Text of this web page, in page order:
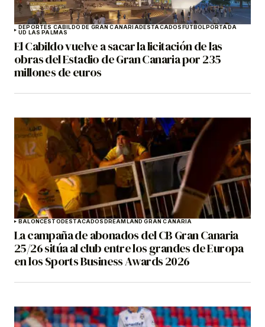
DEPORTES CABILDO DE GRAN CANARIADESTACADOS FÚTBOL PORTADA
UD LAS PALMAS
El Cabildo vuelve a sacar la licitación de las
obras del Estadio de Gran Canaria por 235
millones de euros
BALONCESTO DESTACADOS DREAMLAND GRAN CANARIA
La campaña de abonados del CB Gran Canaria
25/26 sitúa al club entre los grandes de Europa
en los Sports Business Awards 2026